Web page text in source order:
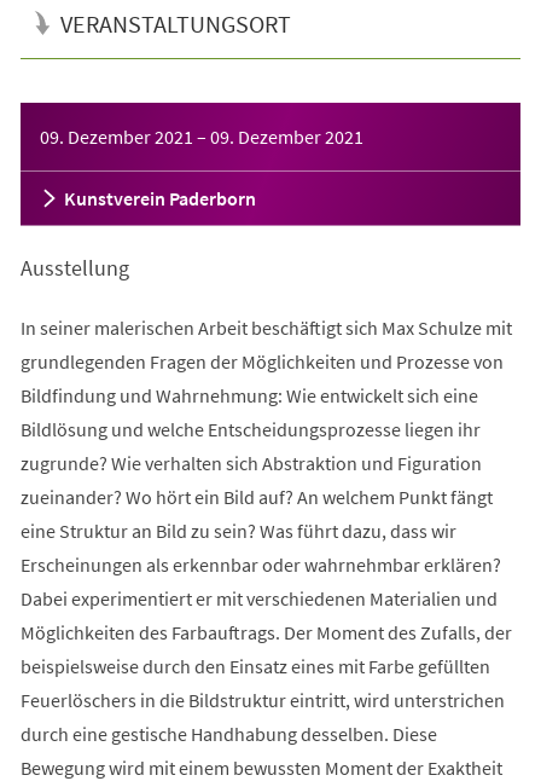
VERANSTALTUNGSORT
09. Dezember 2021 – 09. Dezember 2021
Kunstverein Paderborn
Ausstellung
In seiner malerischen Arbeit beschäftigt sich Max Schulze mit
grundlegenden Fragen der Möglichkeiten und Prozesse von
Bildfindung und Wahrnehmung: Wie entwickelt sich eine
Bildlösung und welche Entscheidungsprozesse liegen ihr
zugrunde? Wie verhalten sich Abstraktion und Figuration
zueinander? Wo hört ein Bild auf? An welchem Punkt fängt
eine Struktur an Bild zu sein? Was führt dazu, dass wir
Erscheinungen als erkennbar oder wahrnehmbar erklären?
Dabei experimentiert er mit verschiedenen Materialien und
Möglichkeiten des Farbauftrags. Der Moment des Zufalls, der
beispielsweise durch den Einsatz eines mit Farbe gefüllten
Feuerlöschers in die Bildstruktur eintritt, wird unterstrichen
durch eine gestische Handhabung desselben. Diese
Bewegung wird mit einem bewussten Moment der Exaktheit